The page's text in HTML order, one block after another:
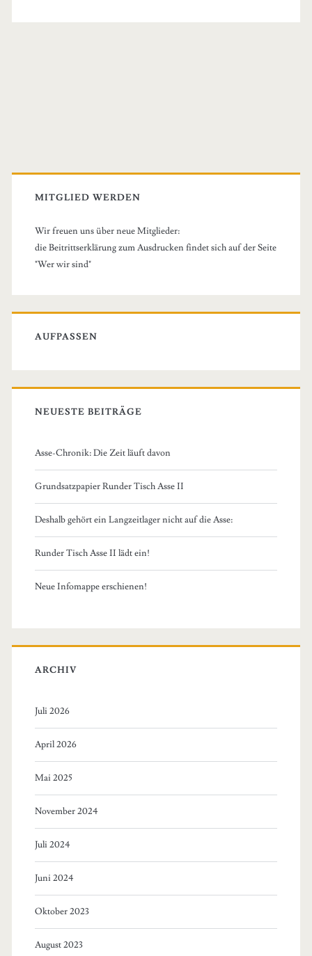
MITGLIED WERDEN
Wir freuen uns über neue Mitglieder:
die Beitrittserklärung zum Ausdrucken findet sich auf der Seite
"Wer wir sind"
AUFPASSEN
NEUESTE BEITRÄGE
Asse-Chronik: Die Zeit läuft davon
Grundsatzpapier Runder Tisch Asse II
Deshalb gehört ein Langzeitlager nicht auf die Asse:
Runder Tisch Asse II lädt ein!
Neue Infomappe erschienen!
ARCHIV
Juli 2026
April 2026
Mai 2025
November 2024
Juli 2024
Juni 2024
Oktober 2023
August 2023